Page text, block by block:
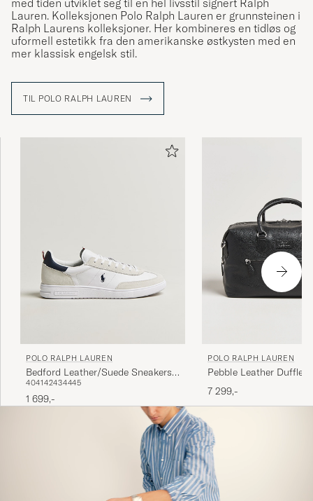
med tiden utviklet seg til en hel livsstil signert Ralph
Lauren. Kolleksjonen Polo Ralph Lauren er grunnsteinen i
Ralph Laurens kolleksjoner. Her kombineres en tidløs og
uformell estetikk fra den amerikanske østkysten med en
mer klassisk engelsk stil.
TIL POLO RALPH LAUREN
POLO RALPH LAUREN
Bedford Leather/Suede Sneakers
Multi
404142434445
1 699,-
POLO RALPH LAUREN
Pebble Leather Duffle
7 299,-